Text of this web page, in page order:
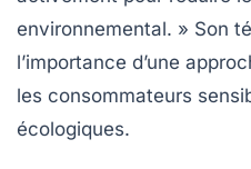
environnemental. » Son
l’importance d’une
les consommateurs
écologiques.